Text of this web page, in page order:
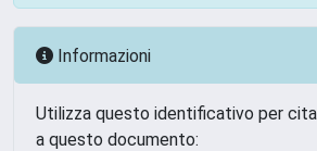
Informazioni
Utilizza questo identificativo per
a questo documento: